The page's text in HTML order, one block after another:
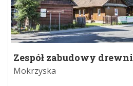
Zespół zabudowy
Mokrzyska